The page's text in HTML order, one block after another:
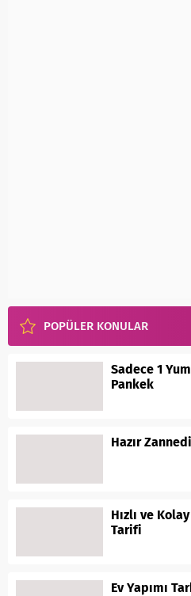
POPÜLER KONULAR
Sadece 1
Pankek
Hazır
Hızlı ve
Tarifi
Ev Yapımı